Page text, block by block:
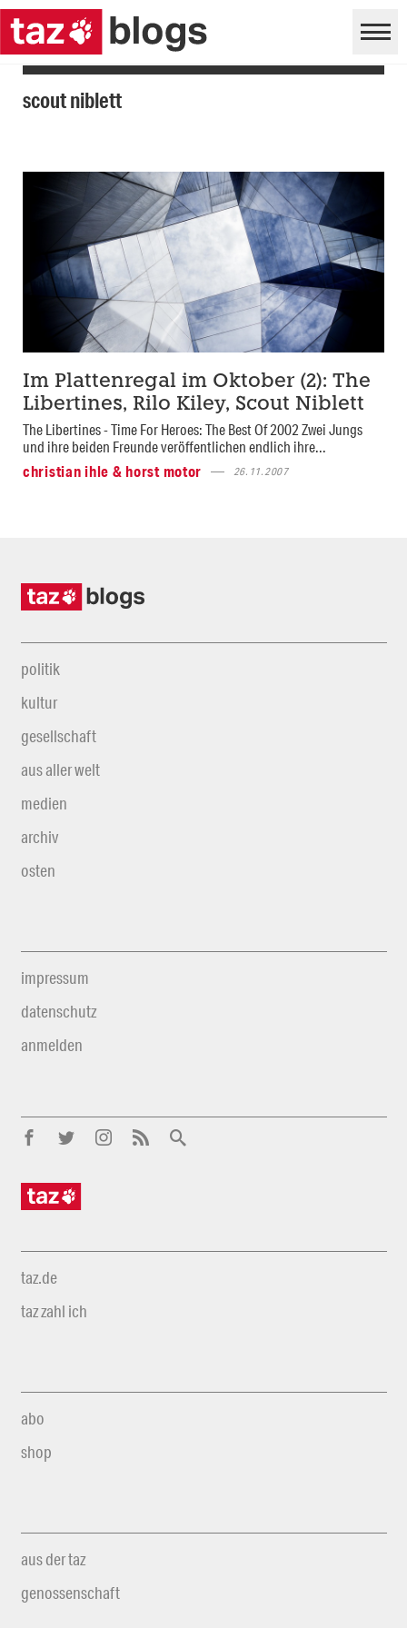
scout niblett
Im Plattenregal im Oktober (2): The
Libertines, Rilo Kiley, Scout Niblett
The Libertines - Time For Heroes: The Best Of 2002 Zwei Jungs
und ihre beiden Freunde veröffentlichen endlich ihre...
christian ihle & horst motor
26.11.2007
politik
kultur
gesellschaft
aus aller welt
medien
archiv
osten
impressum
datenschutz
anmelden
taz.de
taz zahl ich
abo
shop
aus der taz
genossenschaft